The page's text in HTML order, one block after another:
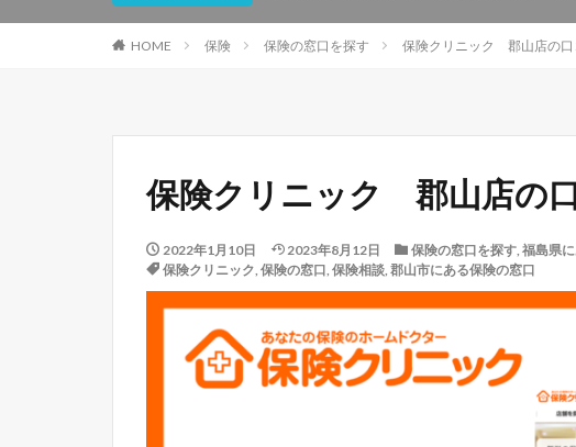
HOME 保険 保険の窓口を探す 保険クリニック 郡山店の口
保険クリニック 郡山店の
2022年1月10日 2023年8月12日 保険の窓口を探す, 福島県
保険クリニック, 保険の窓口, 保険相談, 郡山市にある保険の窓口